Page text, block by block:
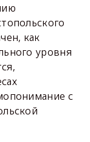
как
уровня
с